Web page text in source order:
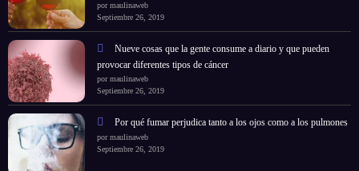
por maulinaweb
Septiembre 26, 2019
Nueve cosas que la gente consume a diario y que pueden
provocar diferentes tipos de cáncer
por maulinaweb
Septiembre 26, 2019
Por qué fumar perjudica tanto a los ojos como a los pulmones
por maulinaweb
Septiembre 26, 2019